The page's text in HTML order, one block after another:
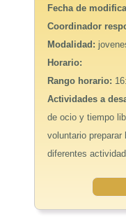
Fecha de
Coordinador
Modalidad:
Horario:
Rango horario:
Actividades a
de ocio y tiempo
voluntario
diferentes